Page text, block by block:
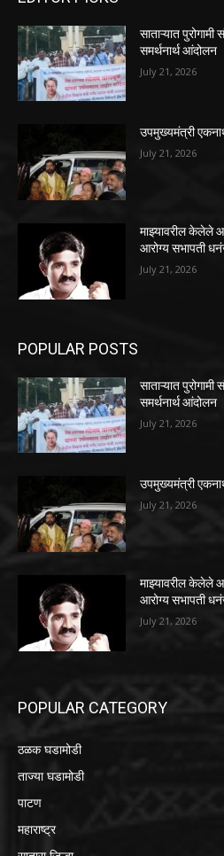
साताऱ्यात
समर्थनार्थ आंदोलन
July 21, 2026
उपमुख्यमंत्री
July 21, 2026
माझ्यावरील केलेले
आरोग्य सभापती
July 21, 2026
POPULAR POSTS
साताऱ्यात
समर्थनार्थ आंदोलन
July 21, 2026
उपमुख्यमंत्री
July 21, 2026
माझ्यावरील केलेले
आरोग्य सभापती
July 21, 2026
POPULAR CATEGORY
ठळक घडामोडी
ताज्या घडामोडी
पाटण
महाराष्ट्र